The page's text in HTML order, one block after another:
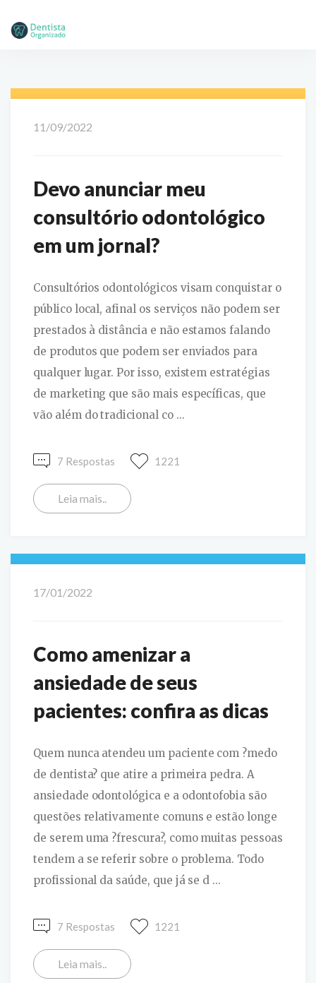
11/09/2022
Devo anunciar meu
consultório odontológico
em um jornal?
Consultórios odontológicos visam conquistar o
público local, afinal os serviços não podem ser
prestados à distância e não estamos falando
de produtos que podem ser enviados para
qualquer lugar. Por isso, existem estratégias
de marketing que são mais específicas, que
vão além do tradicional co ...
7 Respostas 1221
Leia mais..
17/01/2022
Como amenizar a
ansiedade de seus
pacientes: confira as dicas
Quem nunca atendeu um paciente com ?medo
de dentista? que atire a primeira pedra. A
ansiedade odontológica e a odontofobia são
questões relativamente comuns e estão longe
de serem uma ?frescura?, como muitas pessoas
tendem a se referir sobre o problema. Todo
profissional da saúde, que já se d ...
7 Respostas 1221
Leia mais..